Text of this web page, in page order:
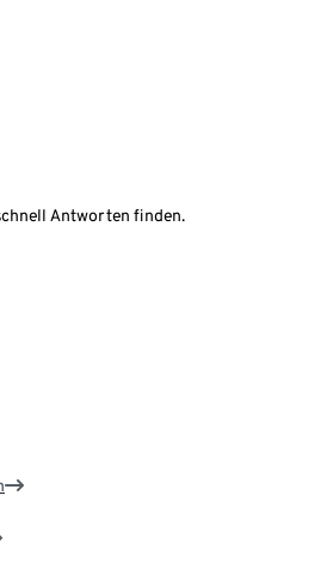
Antworten finden.